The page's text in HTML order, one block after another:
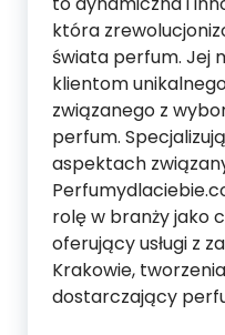
która
świata perfum. Jej
klientom
związanego z
perfum.
aspektach
rolę w branży jako
oferujący usługi z
Krakowie,
dostarczający